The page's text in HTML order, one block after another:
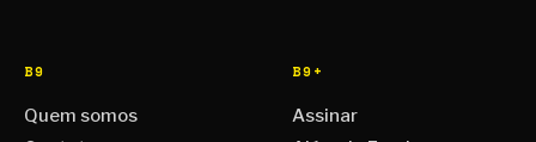
B9
Quem somos
B9+
Assinar